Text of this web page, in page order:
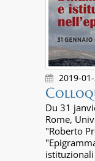
2019-
Du 31
Rome,
"Roberto